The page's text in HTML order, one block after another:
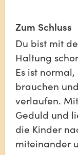
Zum Schluss
Du bist mit
Haltung
Es ist
brauchen
verlaufen.
Geduld und
die Kinder
miteinander